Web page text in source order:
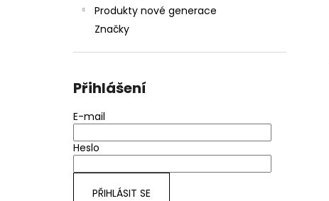
Produkty nové generace
Značky
Přihlášení
E-mail
Heslo
PŘIHLÁSIT SE